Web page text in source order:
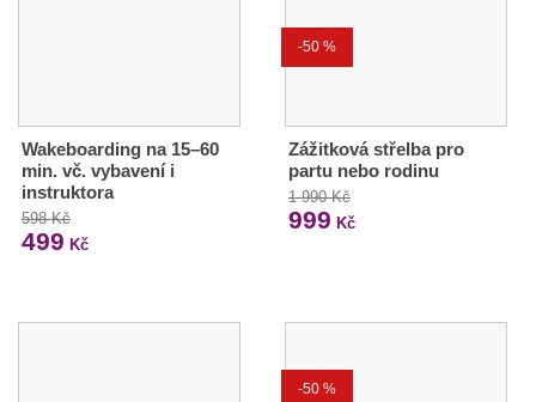
Wakeboarding na 15–60
min. vč. vybavení i
instruktora
598 Kč
499 Kč
-50 %
Zážitková střelba pro
partu nebo rodinu
1 990 Kč
999 Kč
-50 %